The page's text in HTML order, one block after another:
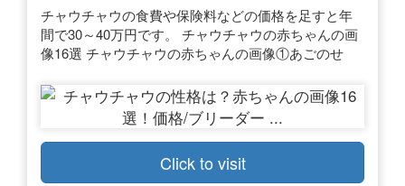
チャウチャウの食費や保険料などの価格を足すと年
間で30～40万円です。 チャウチャウの赤ちゃんの画
像16選 チャウチャウの赤ちゃんの画像①あごのせ
Click to visit